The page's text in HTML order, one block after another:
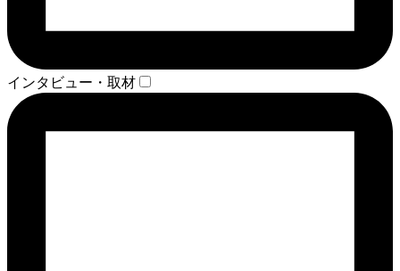
インタビュー・取材